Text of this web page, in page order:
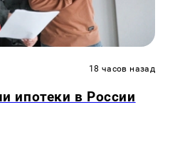
18 часов назад
ипотеки в России